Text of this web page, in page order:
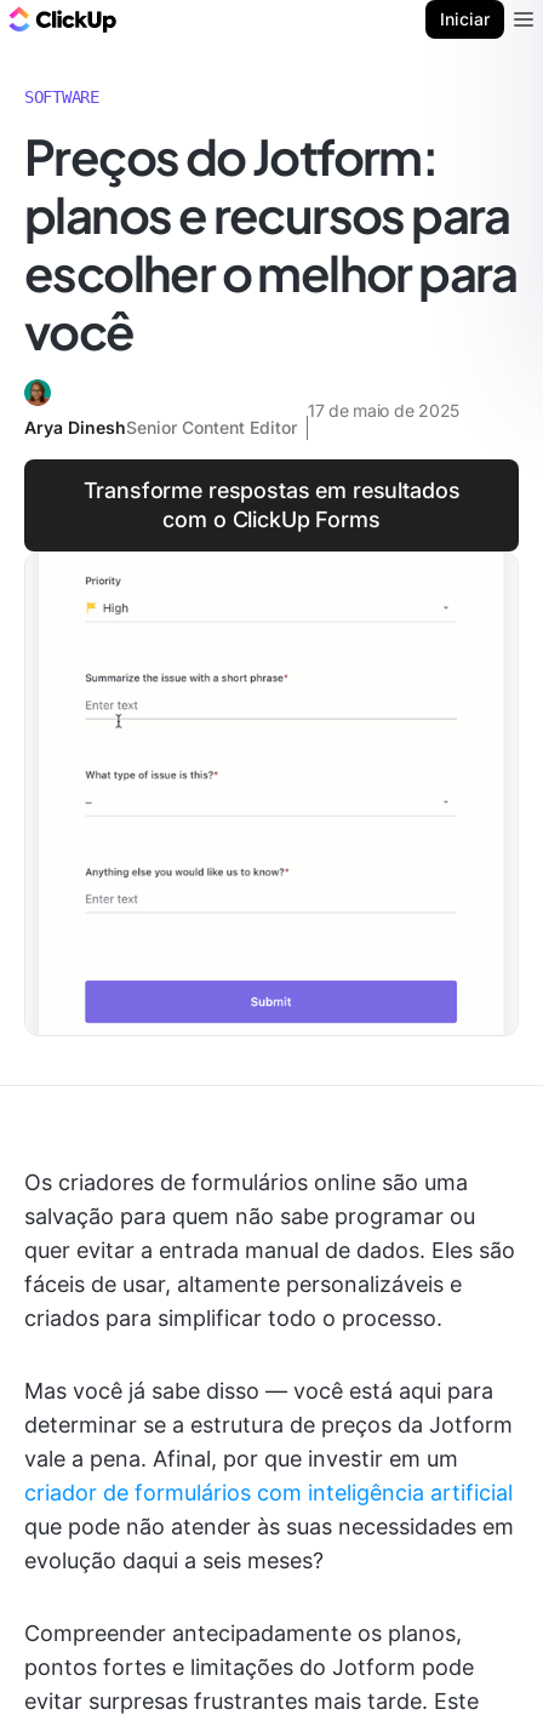
Iniciar
SOFTWARE
Preços do Jotform:
planos e recursos para
escolher o melhor para
você
Arya DineshSenior Content Editor
17 de maio de 2025
Transforme respostas em resultados
com o ClickUp Forms
Os criadores de formulários online são uma
salvação para quem não sabe programar ou
quer evitar a entrada manual de dados. Eles são
fáceis de usar, altamente personalizáveis e
criados para simplificar todo o processo.
Mas você já sabe disso — você está aqui para
determinar se a estrutura de preços da Jotform
vale a pena. Afinal, por que investir em um
criador de formulários com inteligência artificial
que pode não atender às suas necessidades em
evolução daqui a seis meses?
Compreender antecipadamente os planos,
pontos fortes e limitações do Jotform pode
evitar surpresas frustrantes mais tarde. Este